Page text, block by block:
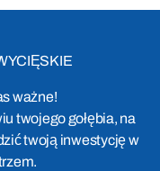
ważne!
twojego gołębia, na
twoją inwestycję w